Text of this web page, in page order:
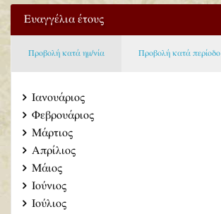
Ευαγγέλια έτους
Προβολή κατά ημ/νία Προβολή κατά περίοδο
Ιανουάριος
Φεβρουάριος
Μάρτιος
Απρίλιος
Μάιος
Ιούνιος
Ιούλιος